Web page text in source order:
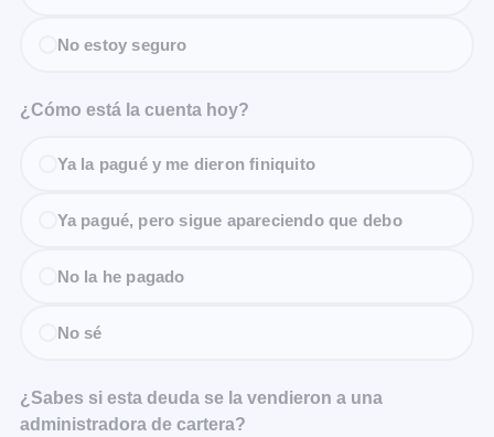
No estoy seguro
¿Cómo está la cuenta hoy?
Ya la pagué y me dieron finiquito
Ya pagué, pero sigue apareciendo que debo
No la he pagado
No sé
¿Sabes si esta deuda se la vendieron a una
administradora de cartera?